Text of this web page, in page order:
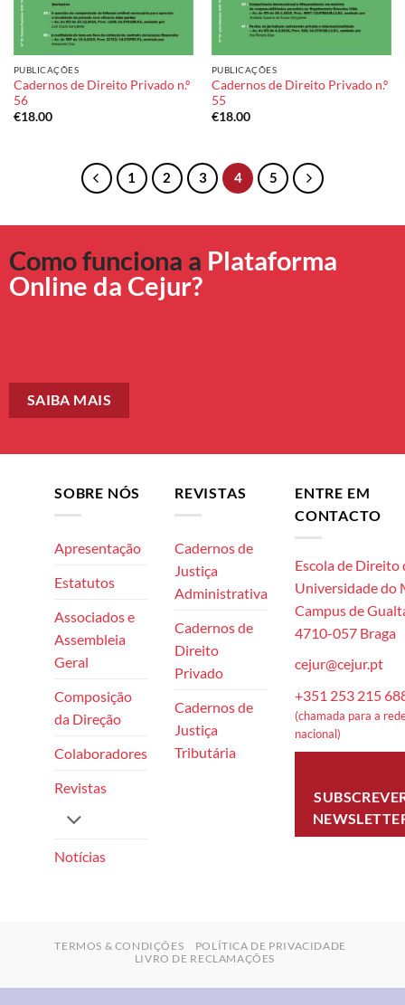
PUBLICAÇÕES
Cadernos de Direito Privado n.º
56
€18.00
PUBLICAÇÕES
Cadernos de Direito Privado n.º
55
€18.00
1 2 3 4 5
Como funciona a Plataforma
Online da Cejur?
SAIBA MAIS
SOBRE NÓS
Apresentação
Estatutos
Associados e
Assembleia
Geral
Composição
da Direção
Colaboradores
Revistas
Notícias
REVISTAS
Cadernos de
Justiça
Administrativa
Cadernos de
Direito
Privado
Cadernos de
Justiça
Tributária
ENTRE EM
CONTACTO
Escola de Direito
Universidade do
Campus de
4710-057 Braga
cejur@cejur.pt
+351 253 215
(chamada para a
nacional)
TERMOS & CONDIÇÕES
POLÍTICA DE PRIVACIDADE
LIVRO DE RECLAMAÇÕES